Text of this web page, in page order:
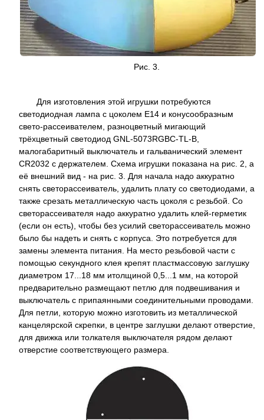
Рис. 3.
Для изготовления этой игрушки потребуются
светодиодная лампа с цоколем Е14 и конусообразным
свето-рассеивателем, разноцветный мигающий
трёхцветный светодиод GNL-5073RGBC-TL-B,
малогабаритный выключатель и гальванический элемент
CR2032 с держателем. Схема игрушки показана на рис. 2, а
её внешний вид - на рис. 3. Для начала надо аккуратно
снять светорассеиватель, удалить плату со светодиодами, а
также срезать металлическую часть цоколя с резьбой. Со
светорассеивателя надо аккуратно удалить клей-герметик
(если он есть), чтобы без усилий светорассеиватель можно
было бы надеть и снять с корпуса. Это потребуется для
замены элемента питания. На место резьбовой части с
помощью секундного клея крепят пластмассовую заглушку
диаметром 17...18 мм итолщиной 0,5...1 мм, на которой
предварительно размещают петлю для подвешивания и
выключатель с припаянными соединительными проводами.
Для петли, которую можно изготовить из металлической
канцелярской скрепки, в центре заглушки делают отверстие,
для движка или толкателя выключателя рядом делают
отверстие соответствующего размера.